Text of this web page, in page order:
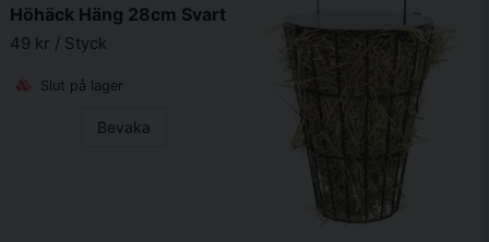
Höhäck Häng 28cm Svart
49 kr / Styck
Slut på lager
Bevaka